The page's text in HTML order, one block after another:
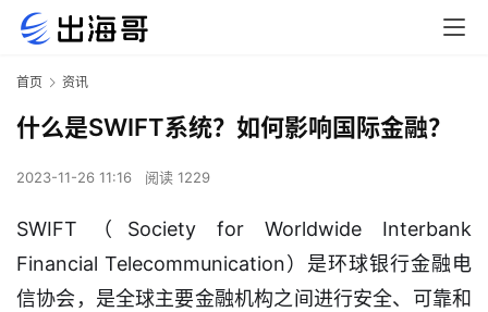
首页 资讯
什么是SWIFT系统？如何影响国际金融？
2023-11-26 11:16 阅读 1229
SWIFT（Society for Worldwide Interbank
Financial Telecommunication）是环球银行金融电
信协会，是全球主要金融机构之间进行安全、可靠和